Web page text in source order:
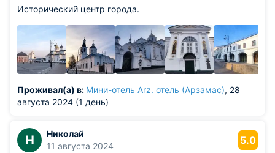
Исторический центр города.
Проживал(а) в: Мини-отель Arz. отель (Арзамас), 28
августа 2024 (1 день)
Н
Николай
11 августа 2024
5.0